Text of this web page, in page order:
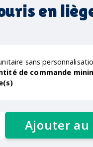
en
sans
de commande
Ajouter au